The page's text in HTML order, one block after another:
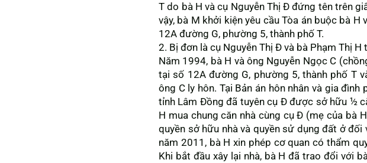
T do bà H và cụ Nguyễn Thị Đ đứng tên trên
vậy, bà M khởi kiện yêu cầu Tòa án buộc bà
12A đường G, phường 5, thành phố T.
2. Bị đơn là cụ Nguyễn Thị Đ và bà Phạm Thị H
Năm 1994, bà H và ông Nguyễn Ngọc C
tại số 12A đường G, phường 5, thành phố T
ông C ly hôn. Tại Bản án hôn nhân và gia
tỉnh Lâm Đồng đã tuyên cụ Đ được sở hữu ½
H mua chung căn nhà cùng cụ Đ (mẹ của bà
quyền sở hữu nhà và quyền sử dụng đất ở
năm 2011, bà H xin phép cơ quan có thẩm
Khi bắt đầu xây lại nhà, bà H đã trao đổi với